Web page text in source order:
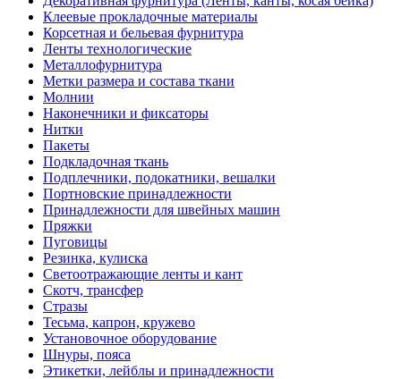
Клеевые прокладочные материалы
Корсетная и бельевая фурнитура
Ленты технологические
Металлофурнитура
Метки размера и состава ткани
Молнии
Наконечники и фиксаторы
Нитки
Пакеты
Подкладочная ткань
Подплечники, подокатники, вешалки
Портновские принадлежности
Принадлежности для швейных машин
Пряжки
Пуговицы
Резинка, кулиска
Светоотражающие ленты и кант
Скотч, трансфер
Стразы
Тесьма, капрон, кружево
Установочное оборудование
Шнуры, пояса
Этикетки, лейблы и принадлежности